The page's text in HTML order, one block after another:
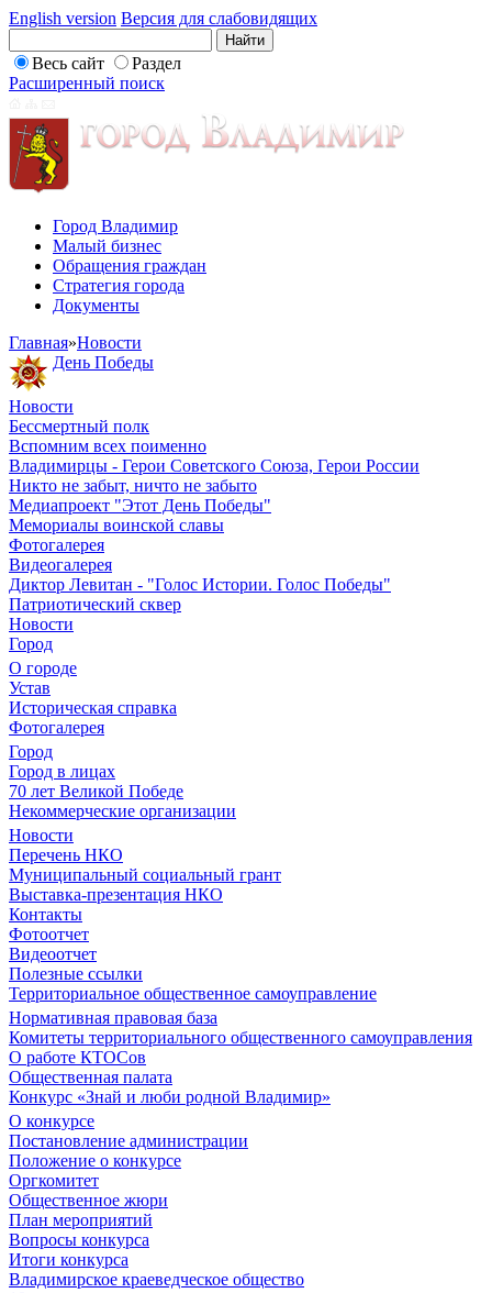
English version Версия для слабовидящих
Весь сайт
Раздел
Расширенный поиск
Город Владимир
Малый бизнес
Обращения граждан
Стратегия города
Документы
Главная»Новости
День Победы
Новости
Бессмертный полк
Вспомним всех поименно
Владимирцы - Герои Советского Союза, Герои России
Никто не забыт, ничто не забыто
Медиапроект "Этот День Победы"
Мемориалы воинской славы
Фотогалерея
Видеогалерея
Диктор Левитан - "Голос Истории. Голос Победы"
Патриотический сквер
Новости
Город
О городе
Устав
Историческая справка
Фотогалерея
Город
Город в лицах
70 лет Великой Победе
Некоммерческие организации
Новости
Перечень НКО
Муниципальный социальный грант
Выставка-презентация НКО
Контакты
Фотоотчет
Видеоотчет
Полезные ссылки
Территориальное общественное самоуправление
Нормативная правовая база
Комитеты территориального общественного самоуправления
О работе КТОСов
Общественная палата
Конкурс «Знай и люби родной Владимир»
О конкурсе
Постановление администрации
Положение о конкурсе
Оргкомитет
Общественное жюри
План мероприятий
Вопросы конкурса
Итоги конкурса
Владимирское краеведческое общество